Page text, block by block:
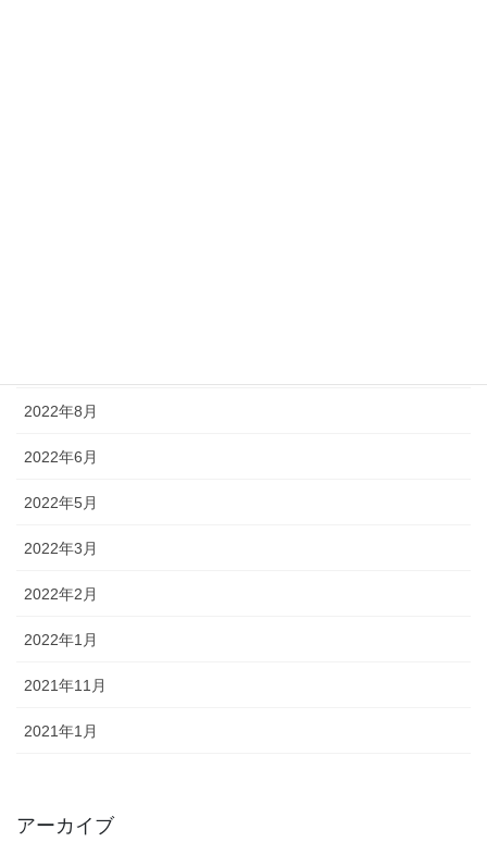
2022年8月
2022年6月
2022年5月
2022年3月
2022年2月
2022年1月
2021年11月
2021年1月
アーカイブ